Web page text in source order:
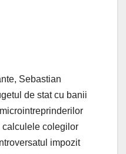
Sebastian
de stat cu banii
calculele colegilor
impozit